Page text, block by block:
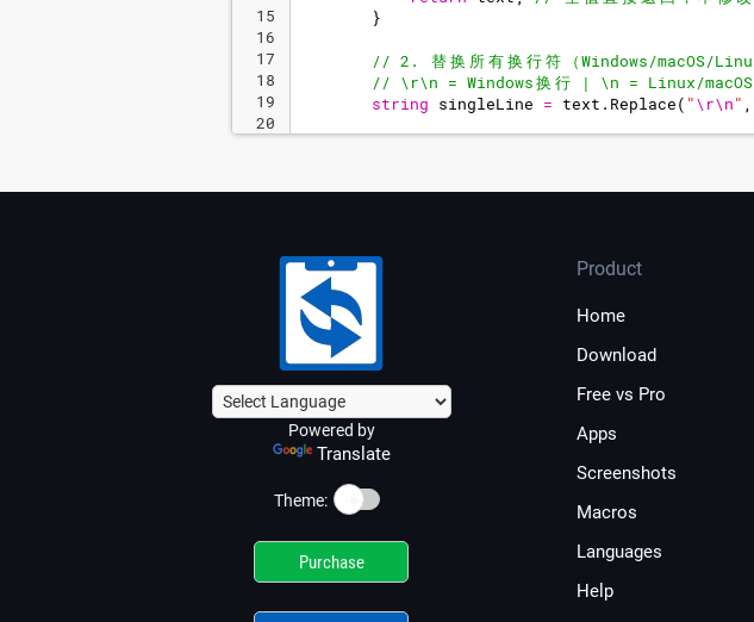
15
16
17
18
19
20
}
// 2.
替换 所有换 行符 （Windows/macOS/
// \r\n = Windows换 行 | \n = Linux/
string singleLine = text . Replace( "\r\n" ,
Powered by
Translate
Theme: ☀️
Purchase
Product
Home
Download
Free vs Pro
Apps
Screenshots
Macros
Languages
Help